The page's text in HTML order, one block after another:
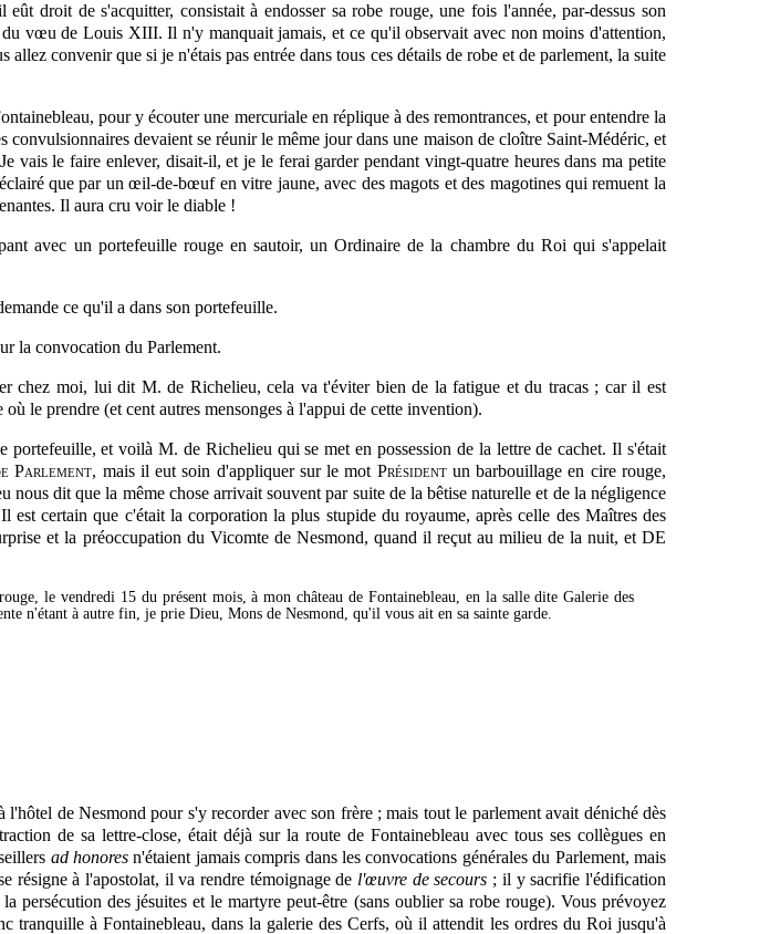
droit de s'acquitter, consistait à endosser sa robe rouge, une fois l'année,par-dessus son
vœu de Louis XIII. Il n'y manquait jamais, et ce qu'il observait avec non moins d'attention,
convenir que si je n'étais pas entrée dans tous ces détails de robe et de parlement, la suite
pour y écouter une mercuriale en réplique à des remontrances, et pour entendre la
devaient se réunir le même jour dans une maison de cloître Saint-Médéric, et
le faire enlever, disait-il, et je le ferai garder pendant vingt-quatre heures dans ma petite
que par un œil-de-bœuf en vitre jaune, avec des magots et des magotines qui remuent la
Il aura cru voir le diable !
avec un portefeuille rouge en sautoir, un Ordinaire de la chambre du Roi qui s'appelait
ce qu'il a dans son portefeuille.
la convocation du Parlement.
moi, lui dit M. de Richelieu, cela va t'éviter bien de la fatigue et du tracas ; car il est
le prendre (et cent autres mensonges à l'appui de cette invention).
et voilà M. de Richelieu qui se met en possession de la lettre de cachet. Il s'était
Parlement, mais il eut soin d'appliquer sur le mot Présidentun barbouillage en cire rouge,
dit que la même chose arrivait souvent par suite de la bêtise naturelle et de la négligence
certain que c'était la corporation la plus stupide du royaume, après celle des Maîtres des
et la préoccupation du Vicomte de Nesmond, quand il reçutau milieu de la nuit, et DE
le vendredi 15 du présent mois, à mon château de Fontainebleau, en la salle dite Galerie des
n'étant à autre fin, je prie Dieu, Mons de Nesmond, qu'il vous ait en sa sainte garde.
de Nesmond pour s'y recorder avec son frère ; mais tout le parlement avait déniché dès
de sa lettre-close, était déjà sur la route de Fontainebleau avec tous ses collègues en
ad honores n'étaient jamais compris dans les convocations générales du Parlement, mais
résigne à l'apostolat, il va rendre témoignage de l'œuvre de secours ; il y sacrifie l'édification
des jésuites et le martyre peut-être (sans oublier sa robe rouge). Vous prévoyez
tranquille à Fontainebleau, dans la galerie des Cerfs, où il attendit les ordres du Roi jusqu'à